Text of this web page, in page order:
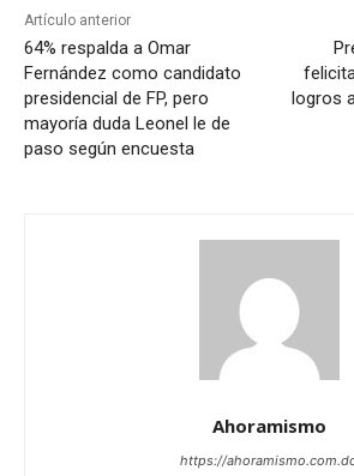
Artículo anterior
64% respalda a Omar
Fernández como candidato
presidencial de FP, pero
mayoría duda Leonel le de
paso según encuesta
logros
Ahoramismo
https://